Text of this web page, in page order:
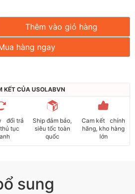
Thêm vào giỏ hàng
hàng ngay
KẾT CỦA USOLABVN
đổi trả
tục
Ship đảm bảo,
siêu tốc toàn
quốc
Cam kết chính
hãng, kho hàng
lớn
sung